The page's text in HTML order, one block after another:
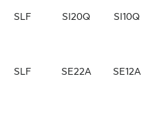
SLF SI20Q SI10Q
SLF SE22A SE12A